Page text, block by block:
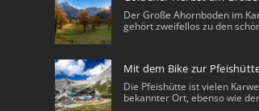
Der Große Ahornboden im
gehört zweifellos zu den
Mit dem Bike zur
Die Pfeishütte ist vielen
bekannter Ort, ebenso wie